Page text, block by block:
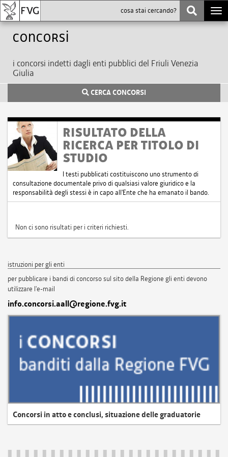
Concorsi
i concorsi indetti dagli enti pubblici del Friuli Venezia
Giulia
CERCA CONCORSI
RISULTATO DELLA
RICERCA PER TITOLO DI
STUDIO
I testi pubblicati costituiscono uno strumento di
consultazione documentale privo di qualsiasi valore giuridico e la
responsabilità degli stessi è in capo all'Ente che ha emanato il bando.
Non ci sono risultati per i criteri richiesti.
istruzioni per gli enti
per pubblicare i bandi di concorso sul sito della Regione gli enti devono
utilizzare l'e-mail
info.concorsi.aall@regione.fvg.it
Concorsi in atto e conclusi, situazione delle graduatorie